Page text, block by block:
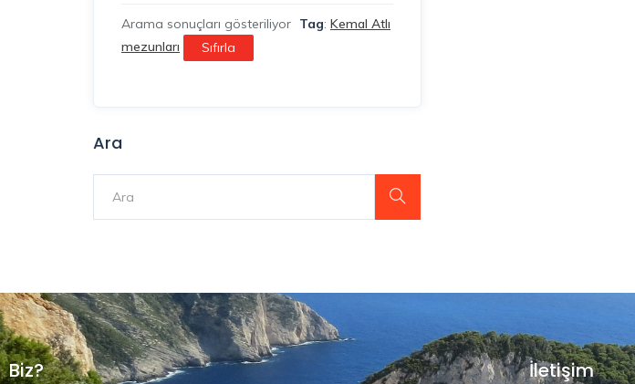
Arama sonuçları gösteriliyor Tag: Kemal Atlı
mezunları
Sıfırla
Ara
Biz?
İletişim